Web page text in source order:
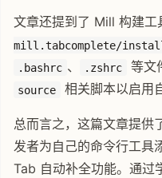
文章还提到了 Mill 构建工
mill.tabcomplete/
.bashrc 、 .zshrc 等文
source 相关脚本以启用
总而言之，这篇文章提供
发者为自己的命令行工具
Tab 自动补全功能。通过